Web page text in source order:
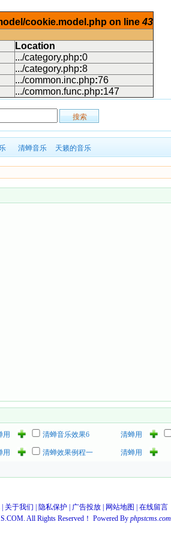
cookie.model.php on line43
Location
.../category.php:0
.../category.php:8
.../common.inc.php:76
.../common.func.php:147
清蝉音乐 天籁的音乐
用
清蝉音乐效果6
清蝉用
用
清蝉效果例程一
清蝉用
关于我们 隐私保护 广告投放 网站地图
在线留言
All Rights Reserved！ Powered By phpstcms.com